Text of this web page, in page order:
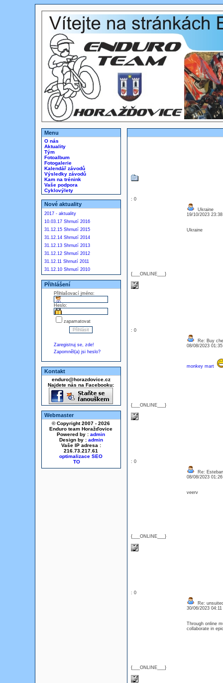
Menu
O nás
Aktuality
Tým
Fotoalbum
Fotogalerie
Kalendář závodů
Výsledky závodů
Kam na trénink
Vaše podpora
Cyklovýlety
Nové aktuality
2017 - aktuality
10.03.17 Shrnutí 2016
31.12.15 Shrnutí 2015
31.12.14 Shrnutí 2014
31.12.13 Shrnutí 2013
31.12.12 Shrnutí 2012
31.12.11 Shrnutí 2011
31.12.10 Shrnutí 2010
Přihlášení
Přihlašovací jméno:
Heslo:
zapamatovat
Zaregistruj se, zde!
Zapomněl(a) jsi heslo?
Kontakt
enduro@horazdovice.cz
Najdete nás na Facebooku:
Webmaster
© Copyright 2007 - 2026
Enduro team Horažďovice
Powered by : admin
Design by : admin
Vaše IP adresa :
216.73.217.61
optimalizace SEO
: 0
{___ONLINE___}
Ukraine
19/10/2023
Ukraine
: 0
{___ONLINE___}
Re: Buy
08/08/2023
monkey mart
: 0
{___ONLINE___}
Re:
08/08/2023
veerv
: 0
{___ONLINE___}
Re:
30/06/2023
Through online
collaborate in